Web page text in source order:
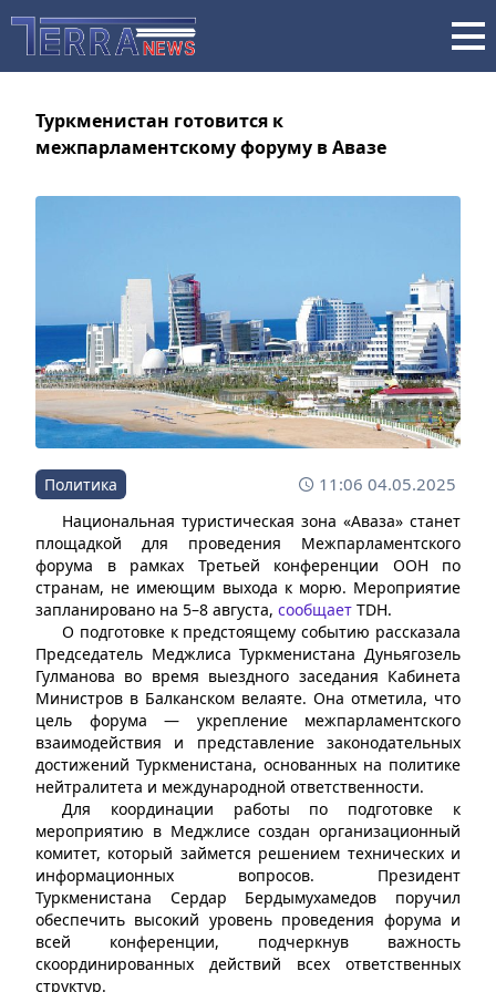
Туркменистан готовится к
межпарламентскому форуму в Авазе
Политика 11:06 04.05.2025
Национальная туристическая зона «Аваза» станет
площадкой для проведения Межпарламентского
форума в рамках Третьей конференции ООН по
странам, не имеющим выхода к морю. Мероприятие
запланировано на 5–8 августа, сообщает TDH.
О подготовке к предстоящему событию рассказала
Председатель Меджлиса Туркменистана Дуньягозель
Гулманова во время выездного заседания Кабинета
Министров в Балканском велаяте. Она отметила, что
цель форума — укрепление межпарламентского
взаимодействия и представление законодательных
достижений Туркменистана, основанных на политике
нейтралитета и международной ответственности.
Для координации работы по подготовке к
мероприятию в Меджлисе создан организационный
комитет, который займется решением технических и
информационных вопросов. Президент
Туркменистана Сердар Бердымухамедов поручил
обеспечить высокий уровень проведения форума и
всей конференции, подчеркнув важность
скоординированных действий всех ответственных
структур.